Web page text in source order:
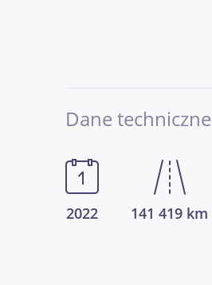
Dane techniczne
2022 141 419 km